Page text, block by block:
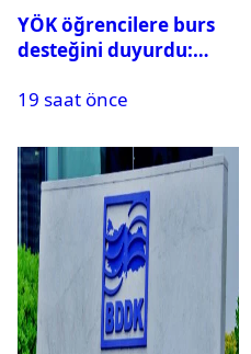
YÖK öğrencilere burs
desteğini duyurdu:
açıklandı
19 saat önce